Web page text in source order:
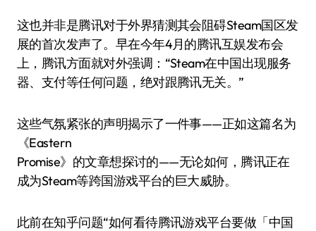
这也并非是腾讯对于外界猜测其会阻碍Steam国区发
展的首次发声了。早在今年4月的腾讯互娱发布会
上，腾讯方面就对外强调：“Steam在中国出现服务
器、支付等任何问题，绝对跟腾讯无关。”
这些气氛紧张的声明揭示了一件事——正如这篇名为
《Eastern
Promise》的文章想探讨的——无论如何，腾讯正在
成为Steam等跨国游戏平台的巨大威胁。
此前在知乎问题“如何看待腾讯游戏平台要做「中国